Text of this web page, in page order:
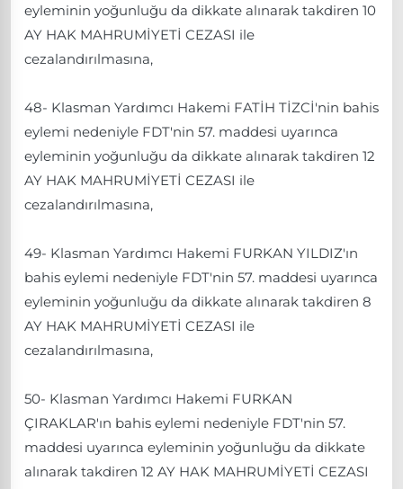
eyleminin yoğunluğu da dikkate alınarak takdiren 10
AY HAK MAHRUMİYETİ CEZASI ile
cezalandırılmasına,
48- Klasman Yardımcı Hakemi FATİH TİZCİ'nin bahis
eylemi nedeniyle FDT'nin 57. maddesi uyarınca
eyleminin yoğunluğu da dikkate alınarak takdiren 12
AY HAK MAHRUMİYETİ CEZASI ile
cezalandırılmasına,
49- Klasman Yardımcı Hakemi FURKAN YILDIZ'ın
bahis eylemi nedeniyle FDT'nin 57. maddesi uyarınca
eyleminin yoğunluğu da dikkate alınarak takdiren 8
AY HAK MAHRUMİYETİ CEZASI ile
cezalandırılmasına,
50- Klasman Yardımcı Hakemi FURKAN
ÇIRAKLAR'ın bahis eylemi nedeniyle FDT'nin 57.
maddesi uyarınca eyleminin yoğunluğu da dikkate
alınarak takdiren 12 AY HAK MAHRUMİYETİ CEZASI